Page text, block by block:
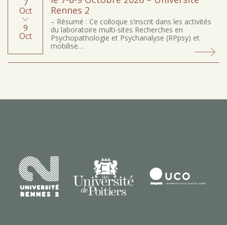
7
Oct
9
Oct
Rennes 2
– Résumé : Ce colloque s’inscrit dans les activités
du laboratoire multi-sites Recherches en
Psychopathologie et Psychanalyse (RPpsy) et
mobilise…